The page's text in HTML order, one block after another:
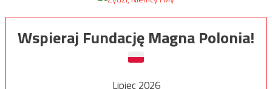
Wspieraj Fundację Magna Polonia!
Lipiec 2026